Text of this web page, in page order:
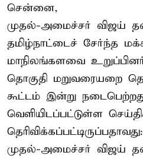
சென்னை,
முதல்-அமைச்சர் விஜய்
தமிழ்நாட்டைச் சேர்ந்த
மாநிலங்களவை
தொகுதி மறுவரையறை
கூட்டம் இன்று
வெளியிடப்பட்டுள்ள
முதல்-அமைச்சர் விஜய்